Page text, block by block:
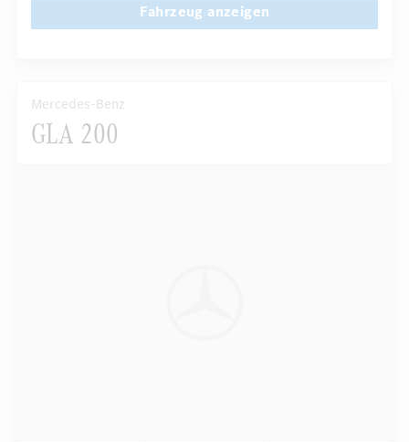
Panorama-Schiebedach ...
Fahrzeug anzeigen
Mercedes-Benz
GLA 200